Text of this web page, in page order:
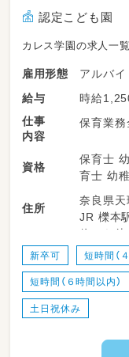
認定こども園
カレス学園の求人一
雇用形態
アルバイ
給与
時給
仕事
内容
保育業務
資格
保育士 幼稚園教諭第一種 幼稚園教諭第二種 保
育士
住所
奈良県天理市楢町
JR 櫟本
停から徒
新卒可 短時間（
短時間（６時間以内）
土日祝休み